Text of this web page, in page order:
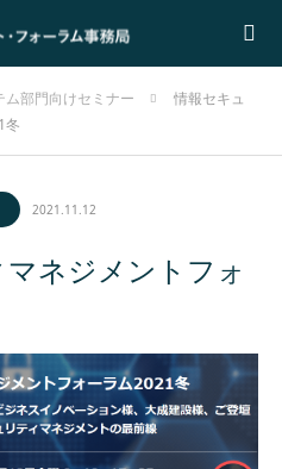
ム部門向けセミナー
情報セキュ
冬
2021.11.12
ネジメントフォ